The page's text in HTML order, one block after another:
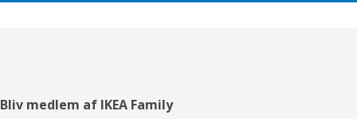
Footer
Bliv medlem af IKEA Family